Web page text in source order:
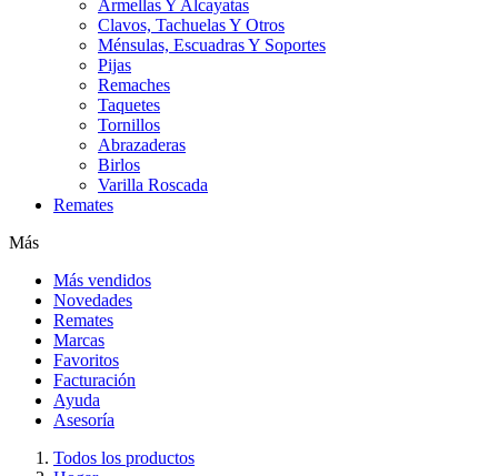
Armellas Y Alcayatas
Clavos, Tachuelas Y Otros
Ménsulas, Escuadras Y Soportes
Pijas
Remaches
Taquetes
Tornillos
Abrazaderas
Birlos
Varilla Roscada
Remates
Más
Más vendidos
Novedades
Remates
Marcas
Favoritos
Facturación
Ayuda
Asesoría
Todos los productos